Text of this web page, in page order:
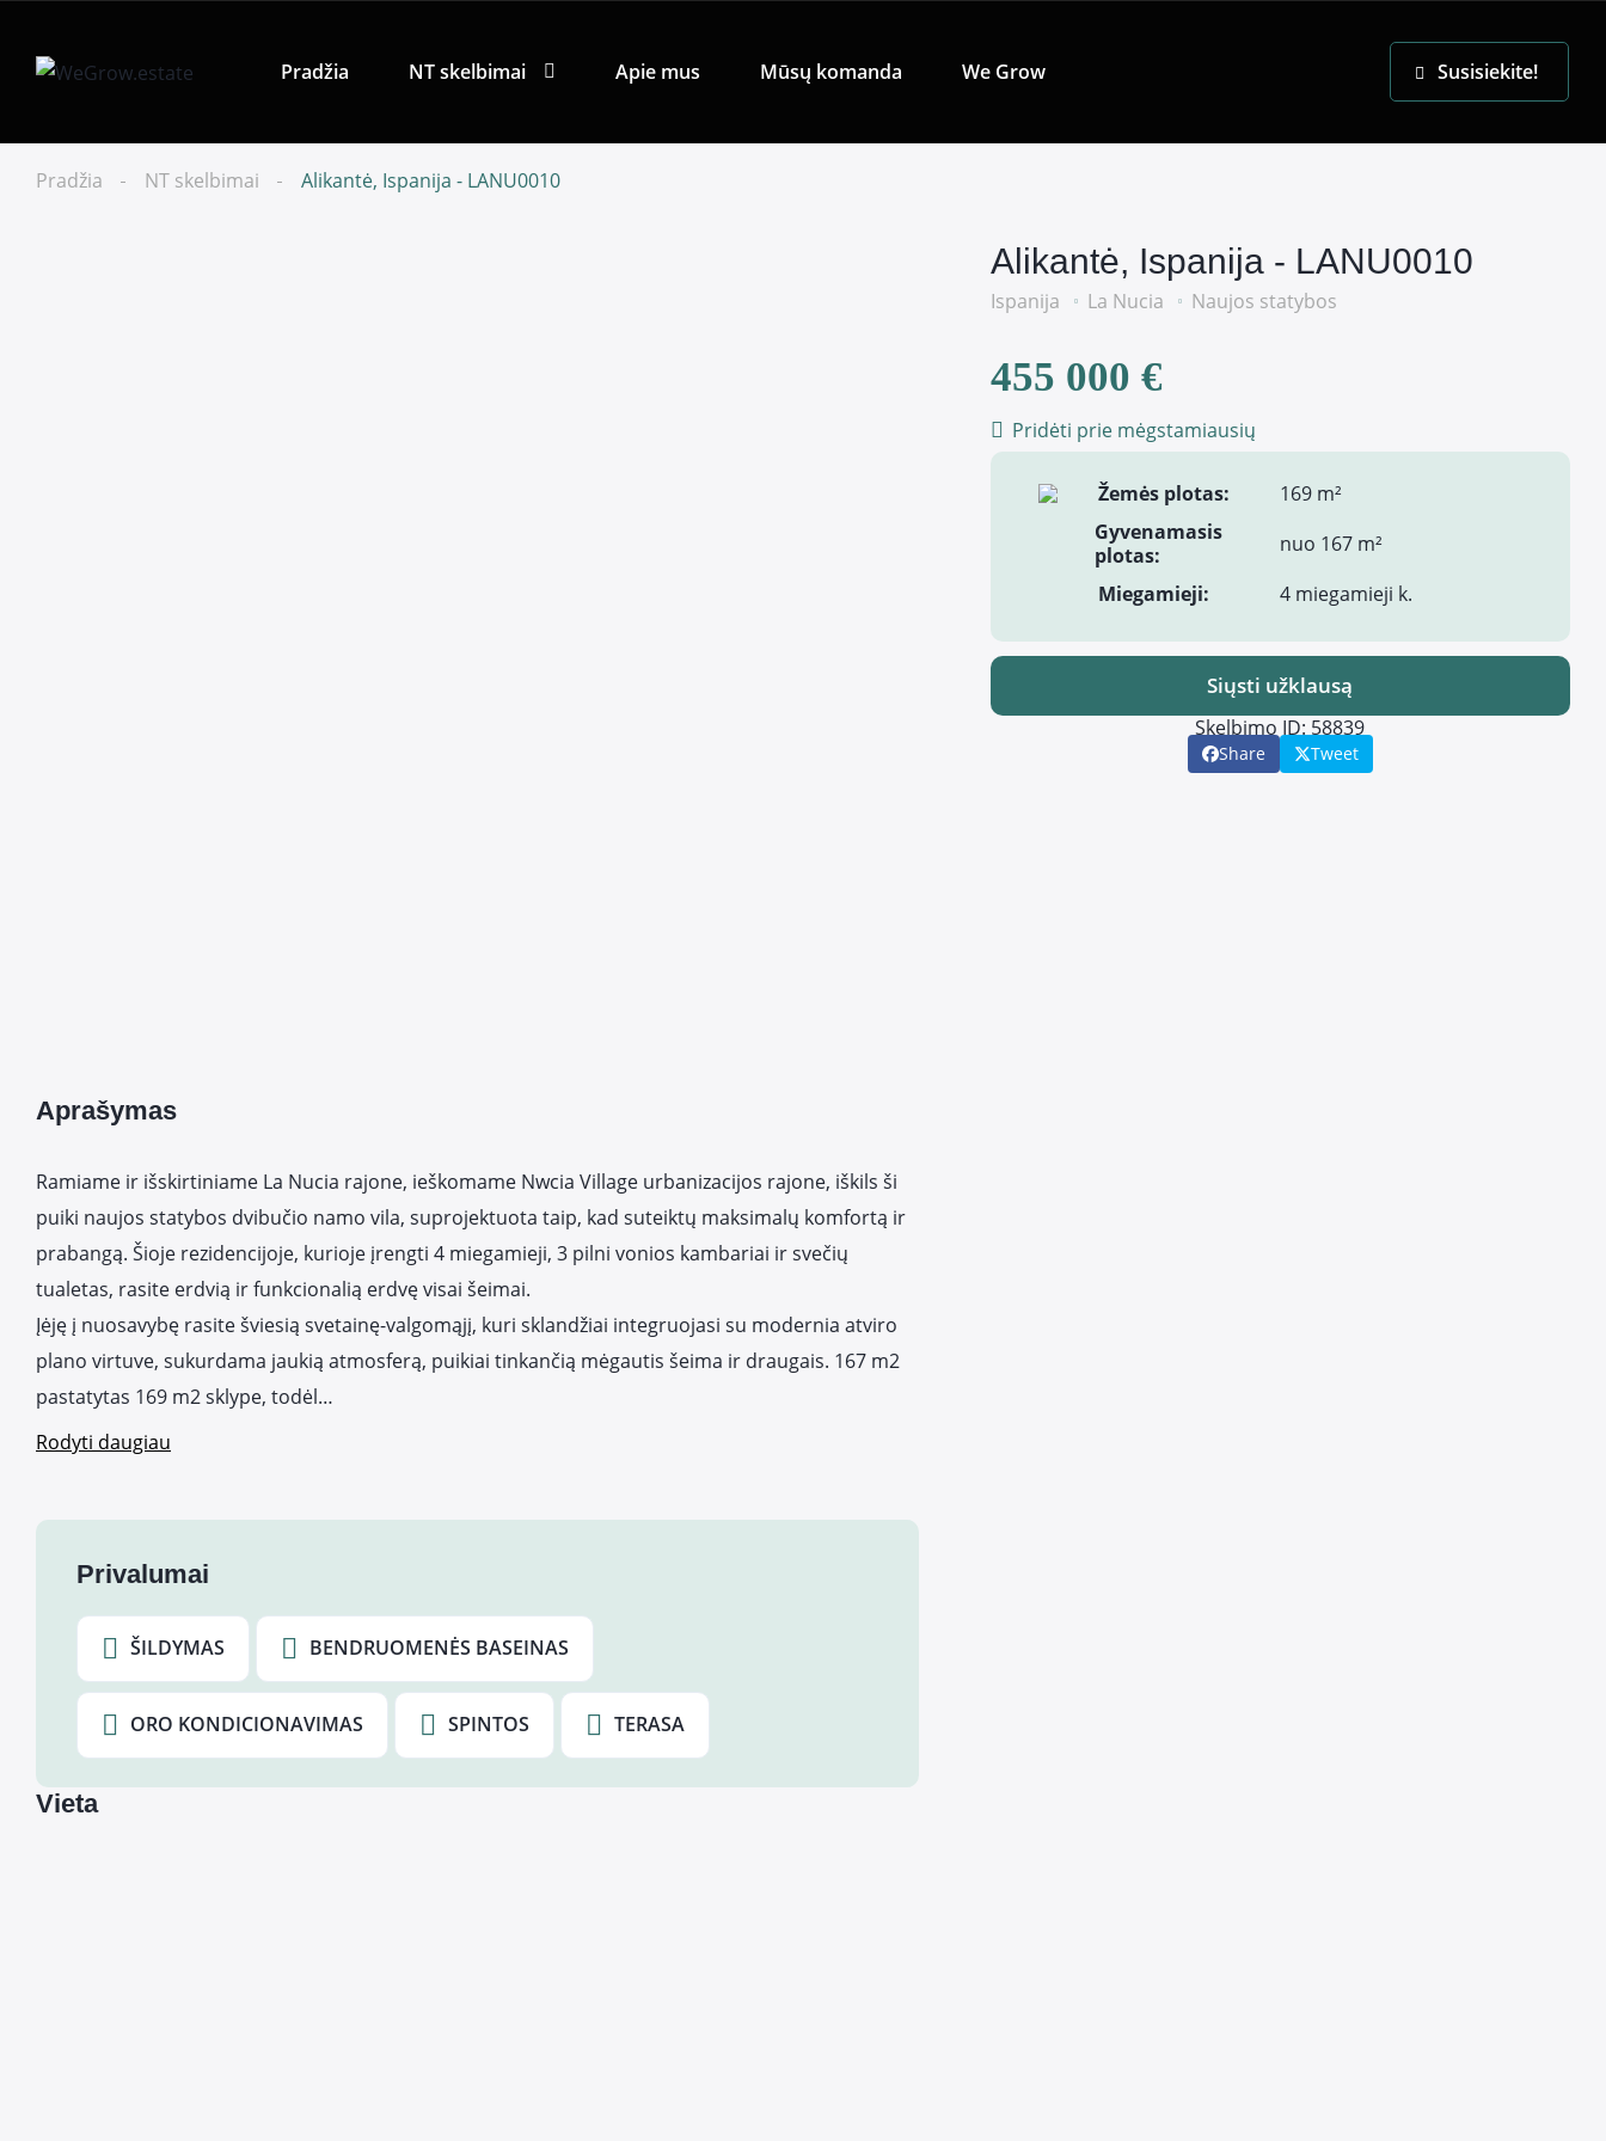
Pradžia NT skelbimai Apie mus Mūsų komanda We Grow Susisiekite!
Pradžia NT skelbimai Alikantė, Ispanija - LANU0010
Aprašymas
Ramiame ir išskirtiniame La Nucia rajone, ieškomame Nwcia Village urbanizacijos rajone, iškils ši
puiki naujos statybos dvibučio namo vila, suprojektuota taip, kad suteiktų maksimalų komfortą ir
prabangą. Šioje rezidencijoje, kurioje įrengti 4 miegamieji, 3 pilni vonios kambariai ir svečių
tualetas, rasite erdvią ir funkcionalią erdvę visai šeimai.
Įėję į nuosavybę rasite šviesią svetainę-valgomąjį, kuri sklandžiai integruojasi su modernia atviro
plano virtuve, sukurdama jaukią atmosferą, puikiai tinkančią mėgautis šeima ir draugais. 167 m2
pastatytas 169 m2 sklype, todėl…
Rodyti daugiau
Privalumai
ŠILDYMAS BENDRUOMENĖS BASEINAS
ORO KONDICIONAVIMAS SPINTOS TERASA
Vieta
Alikantė, Ispanija - LANU0010
Ispanija La Nucia Naujos statybos
455 000 €
Pridėti prie mėgstamiausių
Žemės plotas:
169 m²
Gyvenamasis
plotas:
nuo 167 m²
Miegamieji:
4 miegamieji k.
Siųsti užklausą
Skelbimo ID: 58839
Share Tweet